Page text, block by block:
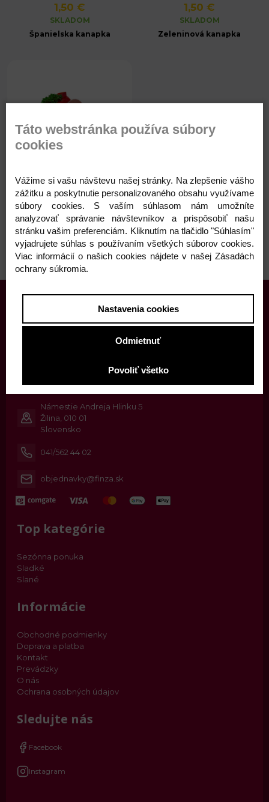
1,50 €
SKLADOM
Španielska kanapka
1,50 €
SKLADOM
Zeleninová kanapka
1,50 €
SKLADOM
Šunková kanapka
Kontaktné informácie
Námestie Andreja Hlinku 5
Žilina, 010 01
Slovensko
041/562 44 02
objednavky@finza.sk
Top kategórie
Sezónna ponuka
Sladké
Slané
Informácie
Obchodné podmienky
Doprava a platba
Kontakt
Prevádzky
O nás
Ochrana osobných údajov
Sledujte nás
Facebook
Instagram
Táto webstránka používa súbory
cookies
Vážime si vašu návštevu našej stránky. Na zlepšenie vášho
zážitku a poskytnutie personalizovaného obsahu využívame
súbory cookies. S vaším súhlasom nám umožníte
analyzovať správanie návštevníkov a prispôsobiť našu
stránku vašim preferenciám. Kliknutím na tlačidlo "Súhlasím"
vyjadrujete súhlas s používaním všetkých súborov cookies.
Viac informácií o našich cookies nájdete v našej Zásadách
ochrany súkromia.
Nastavenia cookies
Odmietnuť
Povoliť všetko